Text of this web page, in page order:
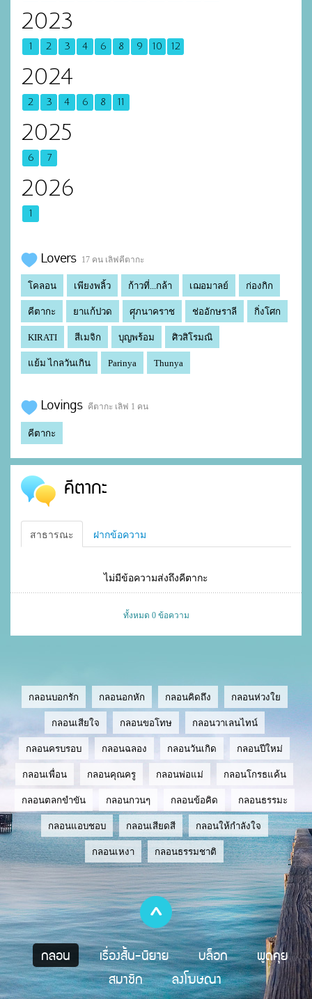
2023
1 2 3 4 6 8 9 10 12
2024
2 3 4 6 8 11
2025
6 7
2026
1
Lovers 17 คน เลิฟคีตากะ
โคลอน เพียงพลิ้ว ก้าวที่...กล้า เฌอมาลย์ ก่องกิก
คีตากะ ยาแก้ปวด ศุุภนาคราช ช่ออักษราลี กิ่งโศก
KIRATI สีเมจิก บุญพร้อม ศิวสิโรมณิ
แย้ม ไกลวันเกิน Parinya Thunya
Lovings คีตากะ เลิฟ 1 คน
คีตากะ
คีตากะ
สาธารณะ ฝากข้อความ
ไม่มีข้อความส่งถึงคีตากะ
ทั้งหมด 0 ข้อความ
กลอนบอกรัก กลอนอกหัก กลอนคิดถึง กลอนห่วงใย
กลอนเสียใจ กลอนขอโทษ กลอนวาเลนไทน์
กลอนครบรอบ กลอนฉลอง กลอนวันเกิด กลอนปีใหม่
กลอนเพื่อน กลอนคุณครู กลอนพ่อแม่ กลอนโกรธแค้น
กลอนตลกขำขัน กลอนกวนๆ กลอนข้อคิด กลอนธรรมะ
กลอนแอบชอบ กลอนเสียดสี กลอนให้กำลังใจ
กลอนเหงา กลอนธรรมชาติ
กลอน เรื่องสั้น-นิยาย บล็อก
พูดคุย
สมาชิก
ลงโฆษณา